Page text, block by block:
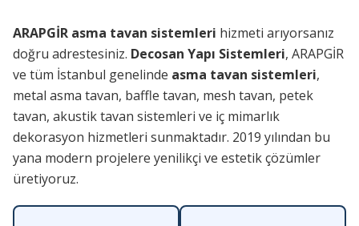
ARAPGİR asma tavan sistemleri hizmeti arıyorsanız
doğru adrestesiniz. Decosan Yapı Sistemleri, ARAPGİR
ve tüm İstanbul genelinde asma tavan sistemleri,
metal asma tavan, baffle tavan, mesh tavan, petek
tavan, akustik tavan sistemleri ve iç mimarlık
dekorasyon hizmetleri sunmaktadır. 2019 yılından bu
yana modern projelere yenilikçi ve estetik çözümler
üretiyoruz.